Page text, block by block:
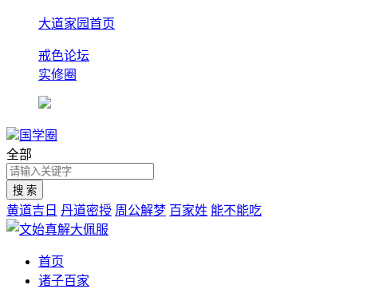
大道家园首页
戒色论坛
实修圈
国学圈
全部
黄道吉日 丹道密授 周公解梦 百家姓 能不能吃
首页
诸子百家